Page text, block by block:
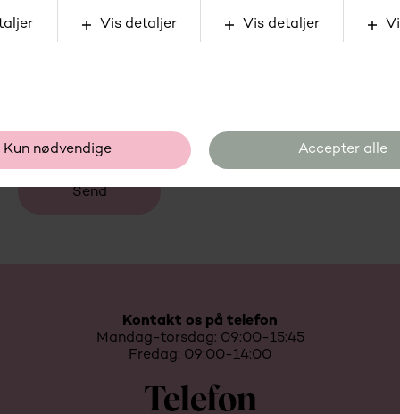
Kontakt os på telefon
Mandag-torsdag: 09:00-15:45
Fredag: 09:00-14:00
Telefon